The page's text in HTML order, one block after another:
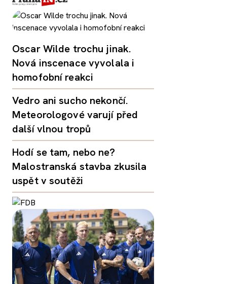
Oscar Wilde trochu jinak.
Nová inscenace vyvolala i
homofobní reakci
Vedro ani sucho nekončí.
Meteorologové varují před
další vlnou tropů
Hodí se tam, nebo ne?
Malostranská stavba zkusila
uspět v soutěži